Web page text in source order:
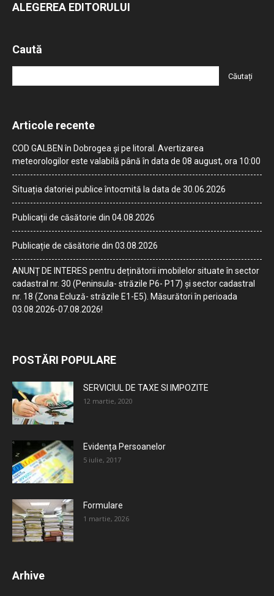
ALEGEREA EDITORULUI
Caută
Articole recente
COD GALBEN în Dobrogea și pe litoral. Avertizarea
meteorologilor este valabilă până în data de 08 august, ora 10:00
Situația datoriei publice întocmită la data de 30.06.2026
Publicații de căsătorie din 04.08.2026
Publicație de căsătorie din 03.08.2026
ANUNȚ DE INTERES pentru deținătorii imobilelor situate în sector
cadastral nr. 30 (Peninsula- străzile P6- P17) și sector cadastral
nr. 18 (Zona Ecluză- străzile E1-E5). Măsurători în perioada
03.08.2026-07.08.2026!
POSTĂRI POPULARE
SERVICIUL DE TAXE SI IMPOZITE
12 martie, 2020
Evidența Persoanelor
5 iulie, 2017
Formulare
1 martie, 2026
Arhive